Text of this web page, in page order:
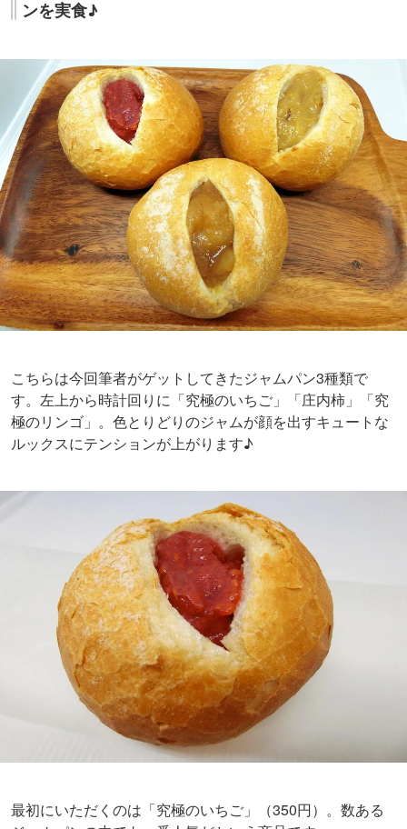
ンを実食♪
こちらは今回筆者がゲットしてきたジャムパン3種類で
す。左上から時計回りに「究極のいちご」「庄内柿」「究
極のリンゴ」。色とりどりのジャムが顔を出すキュートな
ルックスにテンションが上がります♪
最初にいただくのは「究極のいちご」（350円）。数ある